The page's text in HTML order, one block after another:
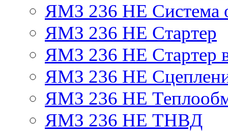
ЯМЗ 236 НЕ Система
ЯМЗ 236 НЕ Стартер
ЯМЗ 236 НЕ Стартер
ЯМЗ 236 НЕ
ЯМЗ 236 НЕ
ЯМЗ 236 НЕ ТНВД